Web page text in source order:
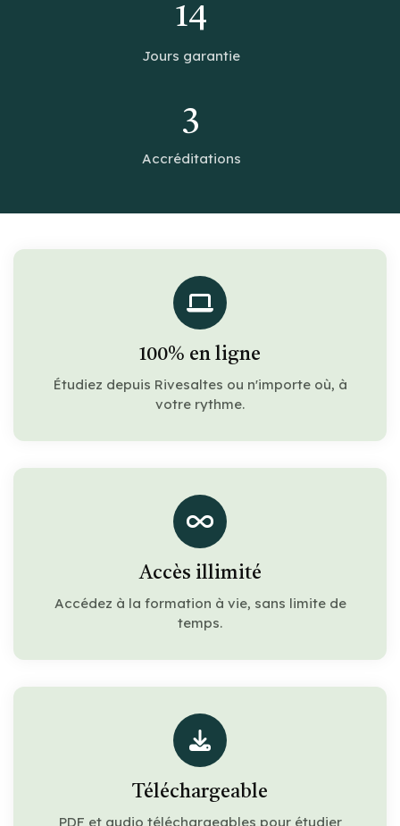
14
Jours garantie
3
Accréditations
100% en ligne
Étudiez depuis Rivesaltes ou n'importe où, à
votre rythme.
Accès illimité
Accédez à la formation à vie, sans limite de
temps.
Téléchargeable
PDF et audio téléchargeables pour étudier